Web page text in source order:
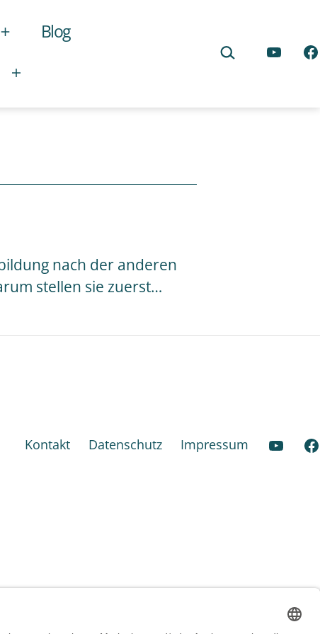
MenüBlog
Menü
öffnen
Suchen …
nach der anderen
stellen sie zuerst…
Kontakt Datenschutz Impressum